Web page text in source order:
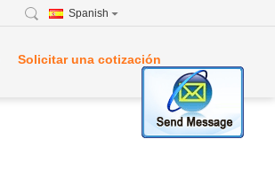
Spanish
Solicitar una cotización